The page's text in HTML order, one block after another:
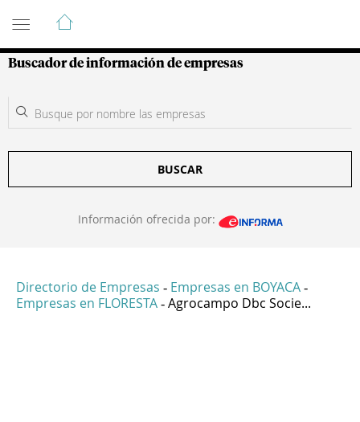
Guía de Empresas Colombianas
Buscador de información de empresas
BUSCAR
Información ofrecida por:
Directorio de Empresas - Empresas en BOYACA -
Empresas en FLORESTA - Agrocampo Dbc Socie...